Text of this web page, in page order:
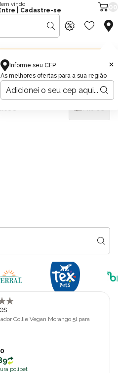
Informe seu CEP
As melhores ofertas para a sua região
×
vindo
Cadastre-se
no
Filtros
Collie Vegan Morango 5l para
polipet